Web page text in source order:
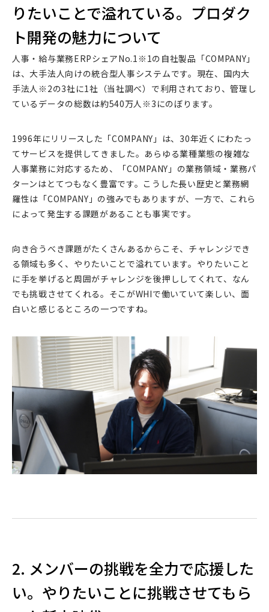
りたいことで溢れている。プロダク
ト開発の魅力について
人事・給与業務ERPシェアNo.1※1の自社製品「COMPANY」
は、大手法人向けの統合型人事システムです。現在、国内大
手法人※2の3社に1社（当社調べ）で利用されており、管理し
ているデータの総数は約540万人※3にのぼります。
1996年にリリースした「COMPANY」は、30年近くにわたっ
てサービスを提供してきました。あらゆる業種業態の複雑な
人事業務に対応するため、「COMPANY」の業務領域・業務パ
ターンはとてつもなく豊富です。こうした長い歴史と業務網
羅性は「COMPANY」の強みでもありますが、一方で、これら
によって発生する課題があることも事実です。
向き合うべき課題がたくさんあるからこそ、チャレンジでき
る領域も多く、やりたいことで溢れています。やりたいこと
に手を挙げると周囲がチャレンジを後押ししてくれて、なん
でも挑戦させてくれる。そこがWHIで働いていて楽しい、面
白いと感じるところの一つですね。
2. メンバーの挑戦を全力で応援した
い。やりたいことに挑戦させてもら